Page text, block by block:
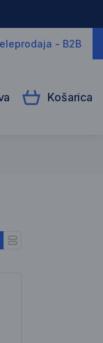
- B2B
Košarica
različne
pogled blokov
Odpri vrstični